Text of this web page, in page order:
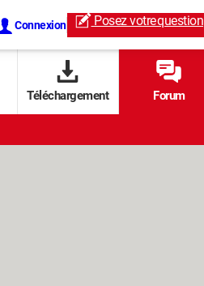
Connexion Posez votrequestion
Téléchargement Forum